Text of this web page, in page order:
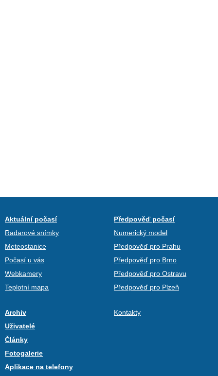
Aktuální počasí
Radarové snímky
Meteostanice
Počasí u vás
Webkamery
Teplotní mapa
Předpověď počasí
Numerický model
Předpověď pro Prahu
Předpověď pro Brno
Předpověď pro Ostravu
Předpověď pro Plzeň
Archiv
Uživatelé
Články
Fotogalerie
Aplikace na telefony
Kontakty